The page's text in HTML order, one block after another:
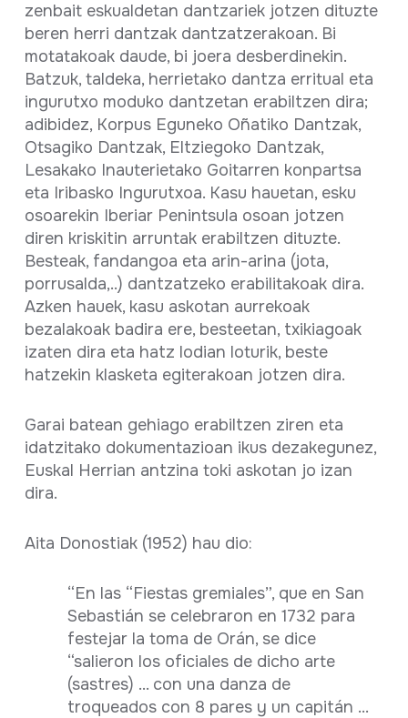
zenbait eskualdetan dantzariek jotzen dituzte
beren herri dantzak dantzatzerakoan. Bi
motatakoak daude, bi joera desberdinekin.
Batzuk, taldeka, herrietako dantza erritual eta
ingurutxo moduko dantzetan erabiltzen dira;
adibidez, Korpus Eguneko Oñatiko Dantzak,
Otsagiko Dantzak, Eltziegoko Dantzak,
Lesakako Inauterietako Goitarren konpartsa
eta Iribasko Ingurutxoa. Kasu hauetan, esku
osoarekin Iberiar Penintsula osoan jotzen
diren kriskitin arruntak erabiltzen dituzte.
Besteak, fandangoa eta arin-arina (jota,
porrusalda,..) dantzatzeko erabilitakoak dira.
Azken hauek, kasu askotan aurrekoak
bezalakoak badira ere, besteetan, txikiagoak
izaten dira eta hatz lodian loturik, beste
hatzekin klasketa egiterakoan jotzen dira.
Garai batean gehiago erabiltzen ziren eta
idatzitako dokumentazioan ikus dezakegunez,
Euskal Herrian antzina toki askotan jo izan
dira.
Aita Donostiak (1952) hau dio:
“En las “Fiestas gremiales”, que en San
Sebastián se celebraron en 1732 para
festejar la toma de Orán, se dice
“salieron los oficiales de dicho arte
(sastres) ... con una danza de
troqueados con 8 pares y un capitán ...